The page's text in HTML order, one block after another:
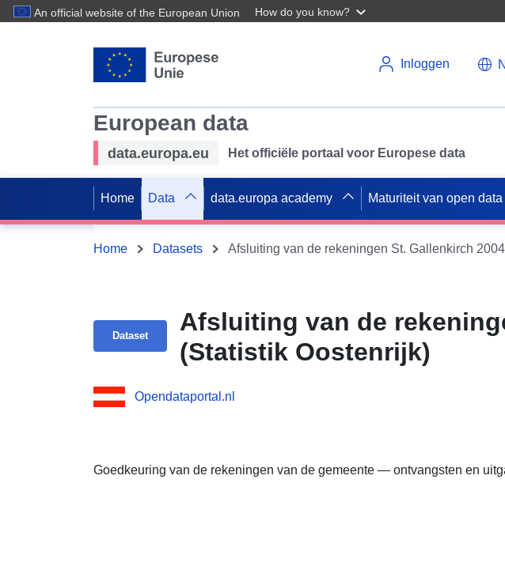
An official website of the European Union How do you know?
Inloggen
European data
data.europa.eu Het officiële portaal voor Europese data
Home Data data.europa academy Maturiteit van open data
Home Datasets Afsluiting van de rekeningen St. Gallenkirch
Dataset
Afsluiting van de
(Statistik Oostenrijk)
Opendataportal.nl
Goedkeuring van de rekeningen van de gemeente — ontvangsten en